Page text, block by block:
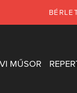
MŰSOR